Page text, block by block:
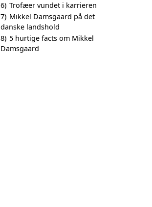
6) Trofæer vundet i karrieren
7) Mikkel Damsgaard på det
danske landshold
8) 5 hurtige facts om Mikkel
Damsgaard